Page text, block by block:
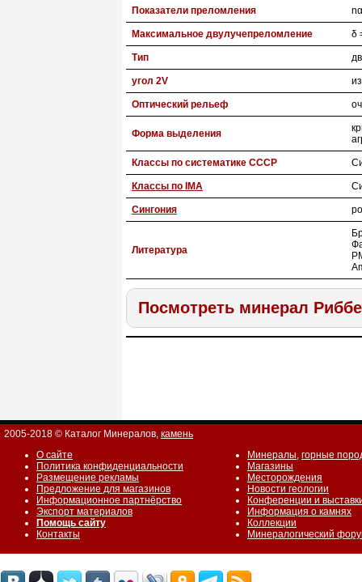
Показатели преломления
Максимальное двулучепреломление δ
Тип
угол 2V
Оптический рельеф
Форма выделения
Классы по систематике СССР
Классы по IMA
Сингония
Литература
Посмотреть минерал
2005-2018 © Каталог Минералов, камень
О сайте
Политика конфиденциальности
Размещение рекламы
Предложение для магазинов
Информационное партнёрство
Экспорт материалов
Помощь сайту
Контакты
Минералы, горные
Магазины
Месторождения
Новости геологии
Конференции и
Информация о камнях
Коллекции
Минералогический